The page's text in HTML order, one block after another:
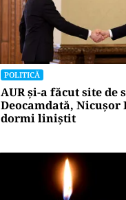
POLITICĂ
AUR și-a făcut site de
Deocamdată, Nicușor
dormi liniștit